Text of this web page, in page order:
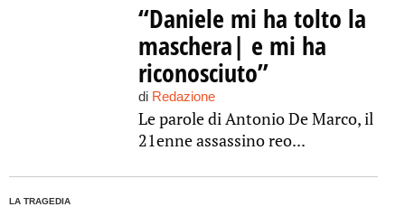
“Daniele mi ha tolto la
maschera| e mi ha
riconosciuto”
di Redazione
Le parole di Antonio De Marco, il
21enne assassino reo...
LA TRAGEDIA